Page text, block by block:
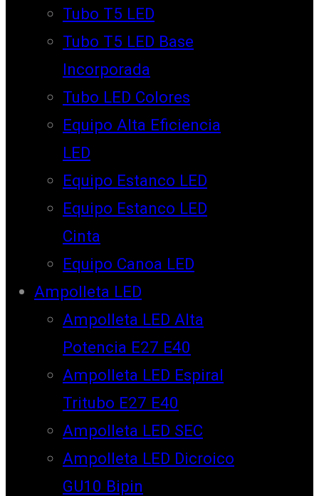
Tubo T5 LED
Tubo T5 LED Base
Incorporada
Tubo LED Colores
Equipo Alta Eficiencia
LED
Equipo Estanco LED
Equipo Estanco LED
Cinta
Equipo Canoa LED
Ampolleta LED
Ampolleta LED Alta
Potencia E27 E40
Ampolleta LED Espiral
Tritubo E27 E40
Ampolleta LED SEC
Ampolleta LED Dicroico
GU10 Bipin